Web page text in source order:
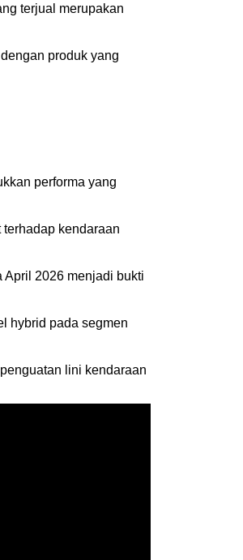
terjual merupakan
produk yang
performa yang
kendaraan
April 2026 menjadi bukti
hybrid pada segmen
lini kendaraan